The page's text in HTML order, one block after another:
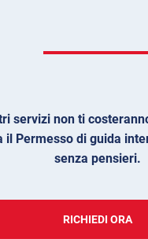
servizi non ti
il Permesso di guida
senza pensieri.
RICHIEDI ORA